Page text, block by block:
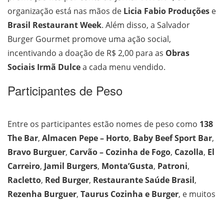
organização está nas mãos de Licia Fabio Produções e
Brasil Restaurant Week. Além disso, a Salvador
Burger Gourmet promove uma ação social,
incentivando a doação de R$ 2,00 para as Obras
Sociais Irmã Dulcea cada menu vendido.
Participantes de Peso
Entre os participantes estão nomes de peso como 138
The Bar, Almacen Pepe – Horto, Baby Beef Sport Bar,
Bravo Burguer, Carvão – Cozinha de Fogo, Cazolla, El
Carreiro, Jamil Burgers, Monta’Gusta, Patroni,
Racletto, Red Burger, Restaurante Saúde Brasil,
Rezenha Burguer, Taurus Cozinha e Burger, e muitos